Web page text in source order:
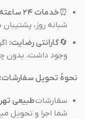
⏰خدمات ۲۴ ساعته:
شبانه روز،
🔄گارانتی رضایت:
وجود داشت، بدون
نحوهٔ تحویل سفارشات:
سفارشاتطبیعی
شما اجرا و تحویل